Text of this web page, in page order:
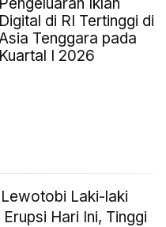
Digital di RI Tertinggi di
Tenggara pada
Kuartal I 2026
Lewotobi Laki-laki
Erupsi Hari Ini, Tinggi